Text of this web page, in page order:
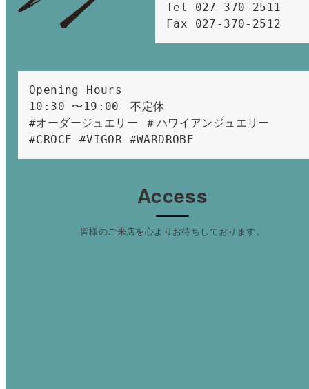
Tel 027-370-2511
Fax 027-370-2512
Opening Hours
10:30 〜19:00　不定休
#オーダージュエリー ＃ハワイアンジュエリー
#CROCE #VIGOR #WARDROBE
Access
皆様のご来店を心よりお待ちしております。